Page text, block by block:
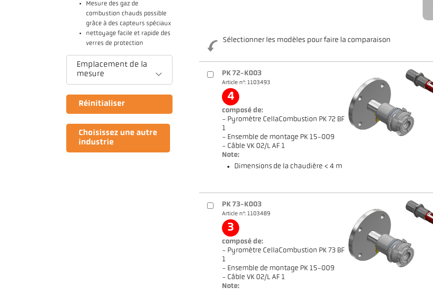
Mesure des gaz de
combustion chauds possible
grâce à des capteurs spéciaux
nettoyage facile et rapide des
verres de protection
Emplacement de la
mesure
Réinitialiser
Choisissez une autre
industrie
Sélectionner les modèles pour faire la comparaison
PK 72-K003
Article n°: 1103493
4
composé de:
- Pyromètre CellaCombustion PK 72 BF
1
- Ensemble de montage PK 15-009
- Câble VK 02/L AF 1
Note:
Dimensions de la chaudière < 4 m
PK 73-K003
Article n°: 1103489
3
composé de:
- Pyromètre CellaCombustion PK 73 BF
1
- Ensemble de montage PK 15-009
- Câble VK 02/L AF 1
Note: